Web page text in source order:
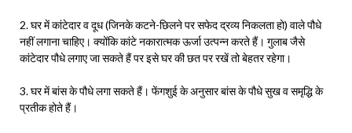
2. घर में कांटेदार व दूध (जिनके कटने-छिलने पर सफेद द्रव्य निकलता हो) वाले पौधे
नहीं लगाना चाहिए। क्योंकि कांटे नकारात्मक ऊर्जा उत्पन्न करते हैं। गुलाब जैसे
कांटेदार पौधे लगाए जा सकते हैं पर इसे घर की छत पर रखें तो बेहतर रहेगा।
3. घर में बांस के पौधे लगा सकते हैं। फेंगशुई के अनुसार बांस के पौधे सुख व समृद्धि के
प्रतीक होते हैं।